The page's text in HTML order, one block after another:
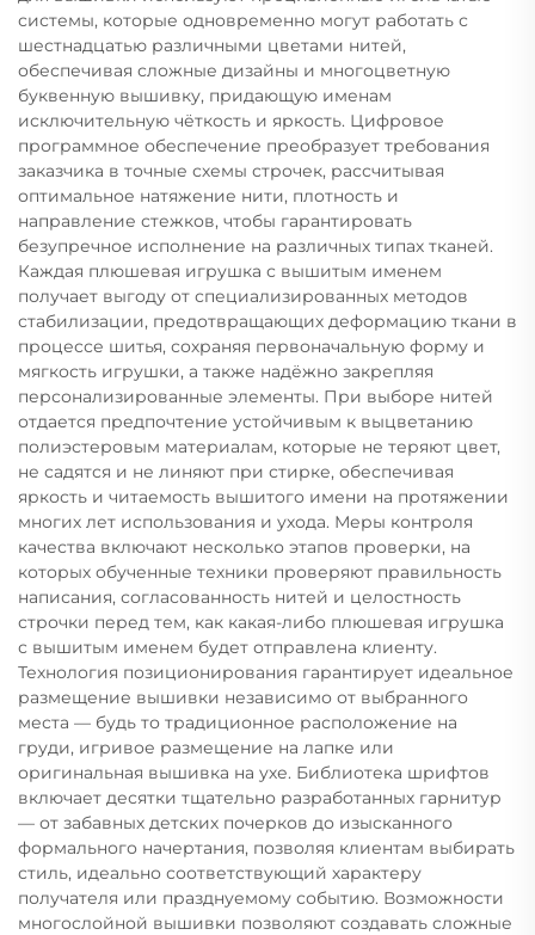
системы, которые одновременно могут работать с
шестнадцатью различными цветами нитей,
обеспечивая сложные дизайны и многоцветную
буквенную вышивку, придающую именам
исключительную чёткость и яркость. Цифровое
программное обеспечение преобразует требования
заказчика в точные схемы строчек, рассчитывая
оптимальное натяжение нити, плотность и
направление стежков, чтобы гарантировать
безупречное исполнение на различных типах тканей.
Каждая плюшевая игрушка с вышитым именем
получает выгоду от специализированных методов
стабилизации, предотвращающих деформацию ткани в
процессе шитья, сохраняя первоначальную форму и
мягкость игрушки, а также надёжно закрепляя
персонализированные элементы. При выборе нитей
отдается предпочтение устойчивым к выцветанию
полиэстеровым материалам, которые не теряют цвет,
не садятся и не линяют при стирке, обеспечивая
яркость и читаемость вышитого имени на протяжении
многих лет использования и ухода. Меры контроля
качества включают несколько этапов проверки, на
которых обученные техники проверяют правильность
написания, согласованность нитей и целостность
строчки перед тем, как какая-либо плюшевая игрушка
с вышитым именем будет отправлена клиенту.
Технология позиционирования гарантирует идеальное
размещение вышивки независимо от выбранного
места — будь то традиционное расположение на
груди, игривое размещение на лапке или
оригинальная вышивка на ухе. Библиотека шрифтов
включает десятки тщательно разработанных гарнитур
— от забавных детских почерков до изысканного
формального начертания, позволяя клиентам выбирать
стиль, идеально соответствующий характеру
получателя или празднуемому событию. Возможности
многослойной вышивки позволяют создавать сложные